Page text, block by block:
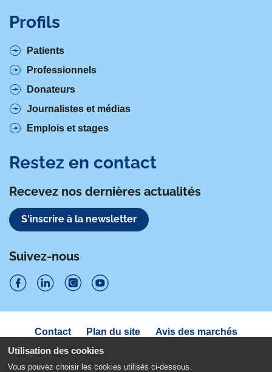
Utilisation des cookies
Vous pouvez choisir les cookies utilisés ci-dessous.
Profils
Patients
Professionnels
Donateurs
Journalistes et médias
Emplois et stages
Restez en contact
Recevez nos dernières actualités
S'inscrire à la newsletter
Suivez-nous
i
v
u
i
v
u
i
v
u
i
v
Navigation
sous
pied
de
Contact Plan du site
Avis des marchés
Déclaration d'accessibilité
Politique de confidentialité
Mentions légales